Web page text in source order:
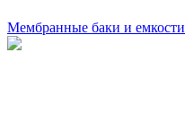
Мембранные баки и емкости